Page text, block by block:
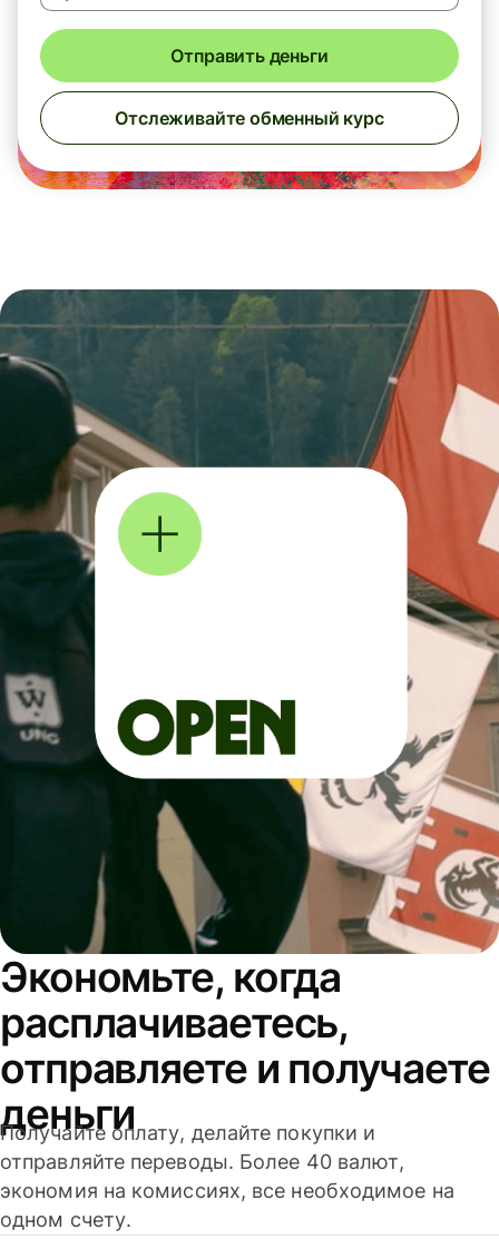
Отправить деньги
Отслеживайте обменный курс
Экономьте, когда
расплачиваетесь,
отправляете и получаете
деньги
Получайте оплату, делайте покупки и
отправляйте переводы. Более 40 валют,
экономия на комиссиях, все необходимое на
одном счету.